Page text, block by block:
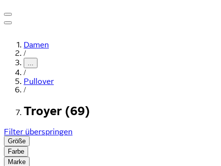
Damen
/
...
/
Pullover
/
Troyer (69)
Filter überspringen
Größe
Farbe
Marke